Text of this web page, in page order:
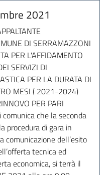
2021
DI SERRAMAZZONI
PER L'AFFIDAMENTO
SERVIZI DI
PER LA DURATA DI
MESI ( 2021-2024)
PER PARI
comunica che la seconda
procedura di gara in
comunicazione dell’esito
tecnica ed
economica, si terrà il